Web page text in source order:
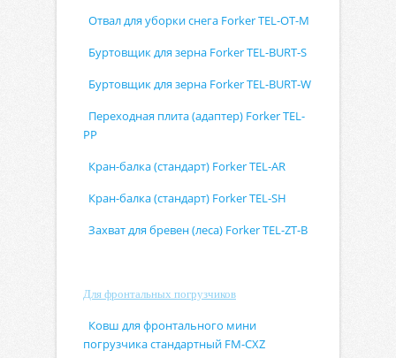
Отвал для уборки снега Forker TEL-OT-M
Буртовщик для зерна Forker TEL-BURT-S
Буртовщик для зерна Forker TEL-BURT-W
Переходная плита (адаптер) Forker TEL-
PP
Кран-балка (стандарт) Forker TEL-AR
Кран-балка (стандарт) Forker TEL-SH
Захват для бревен (леса) Forker TEL-ZT-B
Для фронтальных погрузчиков
Ковш для фронтального мини
погрузчика стандартный FM-CXZ